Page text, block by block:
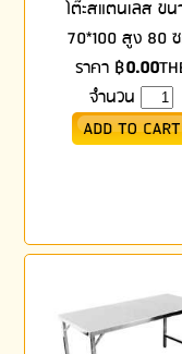
โต๊ะสแตนเลส ข
70*100 สูง 80
ราคา ฿0.00
จำนวน